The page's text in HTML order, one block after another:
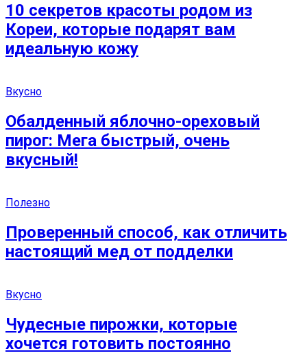
10 секретов красоты родом из
Кореи, которые подарят вам
идеальную кожу
Вкусно
Обалденный яблочно-ореховый
пирог: Мега быстрый, очень
вкусный!
Полезно
Проверенный способ, как отличить
настоящий мед от подделки
Вкусно
Чудесные пирожки, которые
хочется готовить постоянно